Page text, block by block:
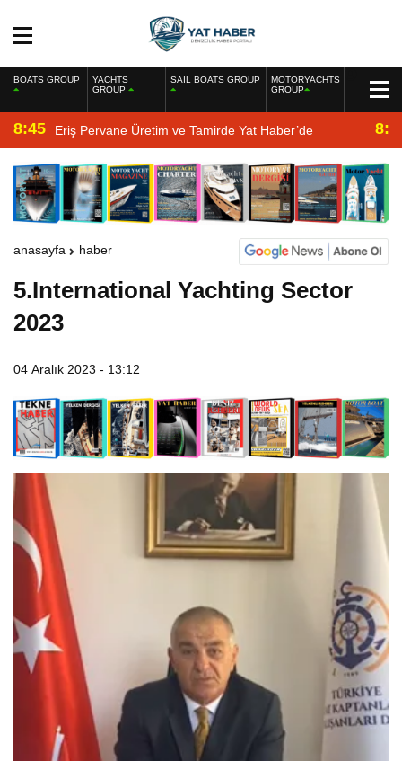
BOATS GROUP
YACHTS
GROUP
SAIL BOATS GROUP
MOTORYACHTS
GROUP
8:45 Eriş Pervane Üretim ve Tamirde Yat Haber’de
anasayfa haber
5.International Yachting Sector
2023
04 Aralık 2023 - 13:12